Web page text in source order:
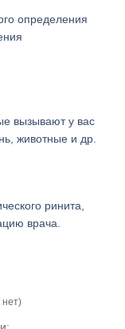
определения
вызывают у вас
животные и др.
ринита,
врача.
нет)